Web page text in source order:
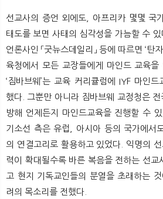
선교사의 증언 외에도, 아프리카 몇몇 국
태도를 보면 사태의 심각성을 가늠할 수 있
언론사인 「굿뉴스데일리」 등에 따르면 ‘탄
육청에서 모든 교장들에게 마인드 교육을
‘짐바브웨’는 교육 커리큘럼에 IYF 마인
했다. 그뿐만 아니라 짐바브웨 교정청은
방해 언제든지 마인드교육을 진행할 수
기소선 측은 유럽, 아시아 등의 국가에서
의 연결고리로 활용하고 있었다. 익명의
력이 확대될수록 바른 복음을 전하는 선교
고 현지 기독교인들의 분열을 초래하는
려의 목소리를 전했다.